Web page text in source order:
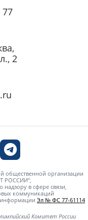
77
2
общественной организации
РОССИИ",
в сфере связи,
коммуникаций
информации Эл № ФС 77-61114
Комитет России